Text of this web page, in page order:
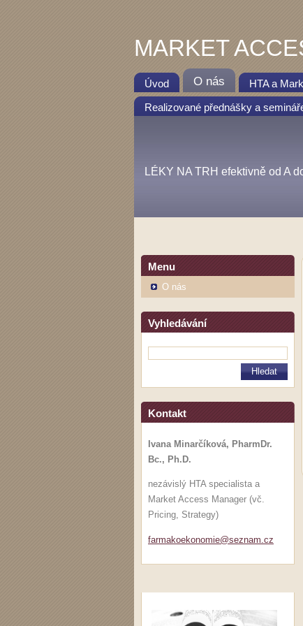
MARKET
Úvod O nás HTA a
Realizované přednášky a
LÉKY NA TRH efektivně od A
Menu
O nás
Vyhledávání
Kontakt
Ivana Minarčíková, PharmDr.
Bc., Ph.D.
nezávislý HTA specialista a
Market Access Manager (vč.
Pricing, Strategy)
farmakoekonomie@seznam.cz